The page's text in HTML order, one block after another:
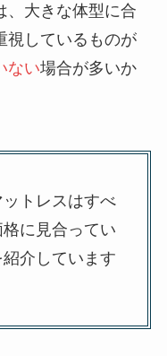
、大きな体型に合
視しているものが
ない場合が多いか
トレスはすべ
に見合ってい
介しています